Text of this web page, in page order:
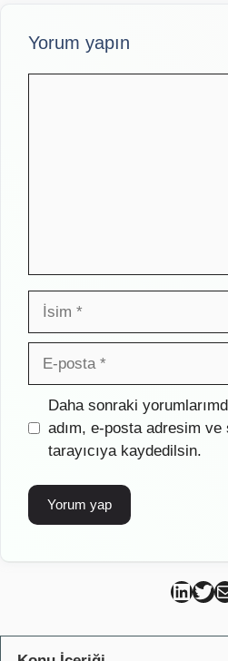
Yorum yapın
İsim
posta
İnternet
sitesi
Daha sonraki
adım, e-posta adresim
tarayıcıya kaydedilsin.
Can Kütahya
Can Can